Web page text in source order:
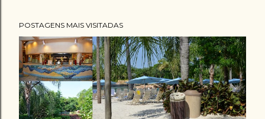
POSTAGENS MAIS VISITADAS